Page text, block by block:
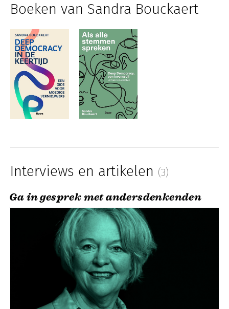
Boeken van Sandra Bouckaert
Interviews en artikelen (3)
Ga in gesprek met andersdenkenden